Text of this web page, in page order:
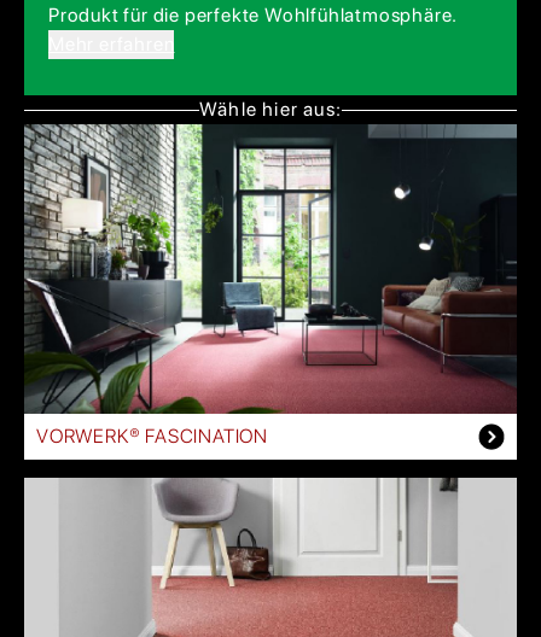
Produkt für die perfekte Wohlfühlatmosphäre.
Wähle hier aus:
VORWERK® FASCINATION